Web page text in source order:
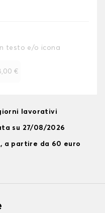
testo e/o icona
€
lavorativi
su 27/08/2026
a partire da 60 euro